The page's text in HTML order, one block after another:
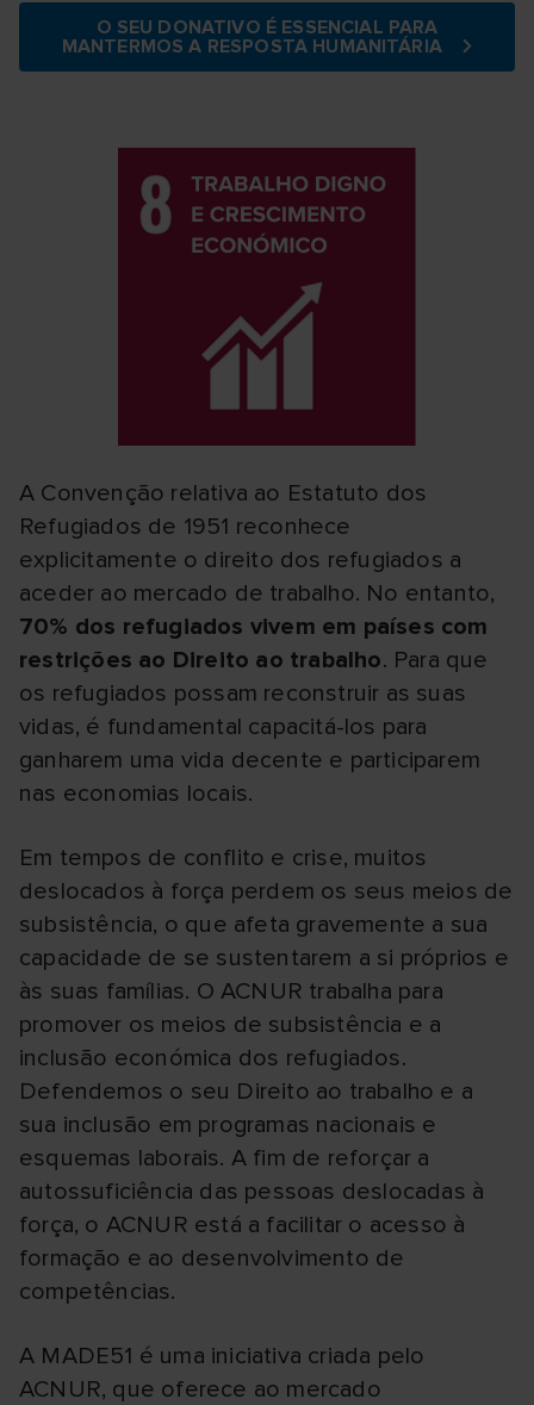
O SEU DONATIVO É ESSENCIAL PARA
MANTERMOS A RESPOSTA HUMANITÁRIA
A Convenção relativa ao Estatuto dos
Refugiados de 1951 reconhece
explicitamente o direito dos refugiados a
aceder ao mercado de trabalho. No entanto,
70% dos refugiados vivem em países com
restrições ao Direito ao trabalho. Para que
os refugiados possam reconstruir as suas
vidas, é fundamental capacitá-los para
ganharem uma vida decente e participarem
nas economias locais.
Em tempos de conflito e crise, muitos
deslocados à força perdem os seus meios de
subsistência, o que afeta gravemente a sua
capacidade de se sustentarem a si próprios e
às suas famílias. O ACNUR trabalha para
promover os meios de subsistência e a
inclusão económica dos refugiados.
Defendemos o seu Direito ao trabalho e a
sua inclusão em programas nacionais e
esquemas laborais. A fim de reforçar a
autossuficiência das pessoas deslocadas à
força, o ACNUR está a facilitar o acesso à
formação e ao desenvolvimento de
competências.
A MADE51 é uma iniciativa criada pelo
ACNUR, que oferece ao mercado